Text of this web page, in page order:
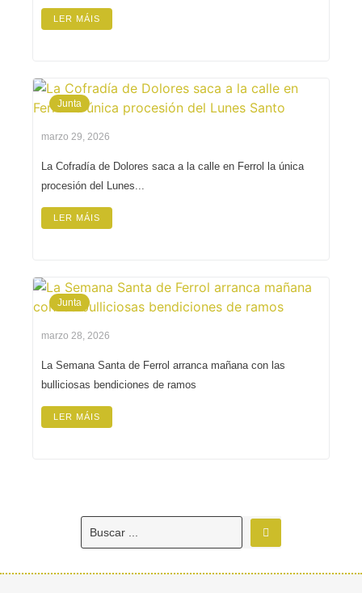
LER MÁIS
Junta
marzo 29, 2026
La Cofradía de Dolores saca a la calle en Ferrol la única
procesión del Lunes...
LER MÁIS
Junta
marzo 28, 2026
La Semana Santa de Ferrol arranca mañana con las
bulliciosas bendiciones de ramos
LER MÁIS